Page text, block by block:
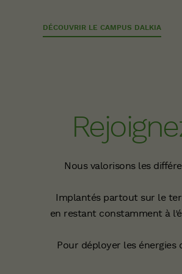
DÉCOUVRIR LE CAMPUS DALKIA
Nous valorisons les
Implantés partout sur le
en restant constamment à
Pour déployer les